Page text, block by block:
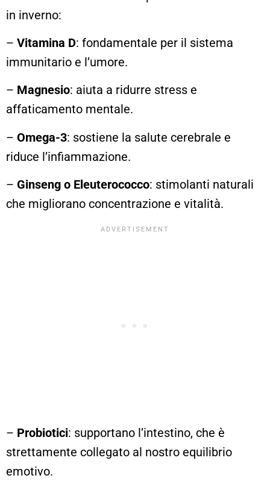
in inverno:
– Vitamina D: fondamentale per il sistema
immunitario e l’umore.
– Magnesio: aiuta a ridurre stress e
affaticamento mentale.
– Omega-3: sostiene la salute cerebrale e
riduce l’infiammazione.
– Ginseng o Eleuterococco: stimolanti naturali
che migliorano concentrazione e vitalità.
– Probiotici: supportano l’intestino, che è
strettamente collegato al nostro equilibrio
emotivo.